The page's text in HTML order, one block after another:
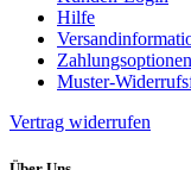
Hilfe
Zahlungsoptionen
Muster-
Vertrag widerrufen